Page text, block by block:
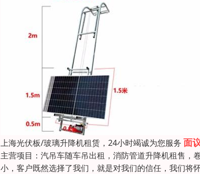
上海光伏板/玻璃升降机租赁，24小时竭诚为您服务 面
主营项目：汽吊车随车吊出租，消防管道升降机租售
小，客户既然选择了我们，就是对我们的信任，我们将